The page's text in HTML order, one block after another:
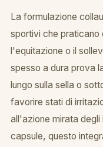
La formulazione
sportivi che praticano
l'equitazione o il
spesso a dura prova
lungo sulla sella o
favorire stati di
all'azione mirata degli
capsule, questo